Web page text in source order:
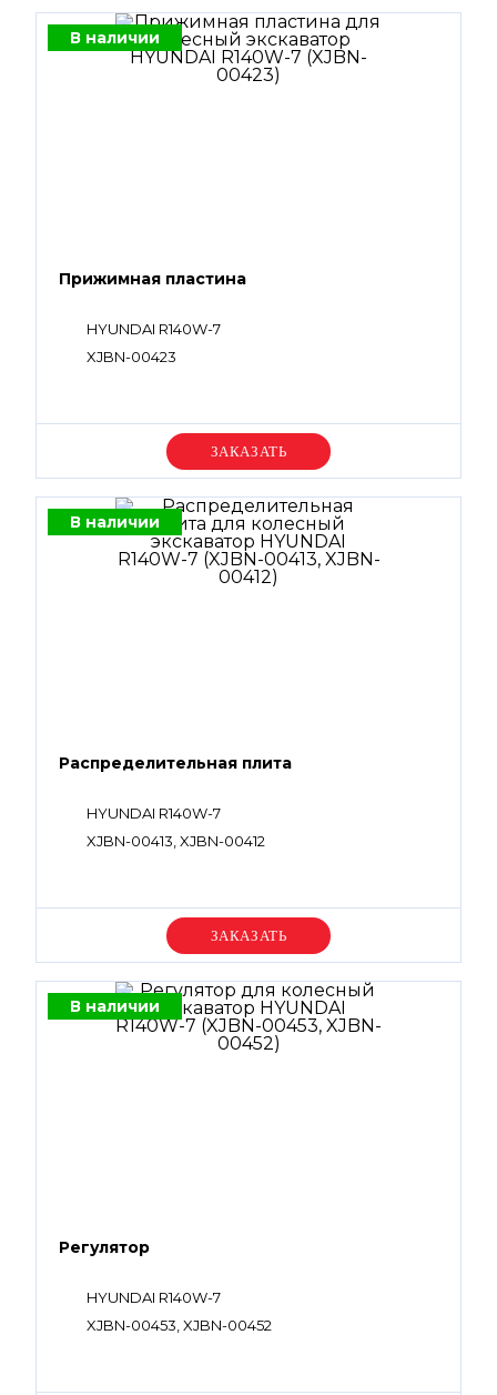
В наличии
Прижимная пластина
HYUNDAI R140W-7
XJBN-00423
Уточняйте цену
В наличии
Распределительная плита
HYUNDAI R140W-7
XJBN-00413, XJBN-00412
Уточняйте цену
В наличии
Регулятор
HYUNDAI R140W-7
XJBN-00453, XJBN-00452